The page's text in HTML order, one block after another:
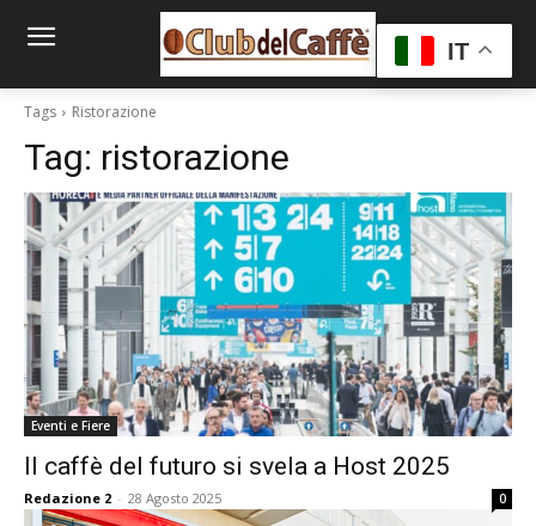
Tags Ristorazione
Tag: ristorazione
Eventi e Fiere
Il caffè del futuro si svela a Host 2025
Redazione 2 - 28 Agosto 2025 0
IT